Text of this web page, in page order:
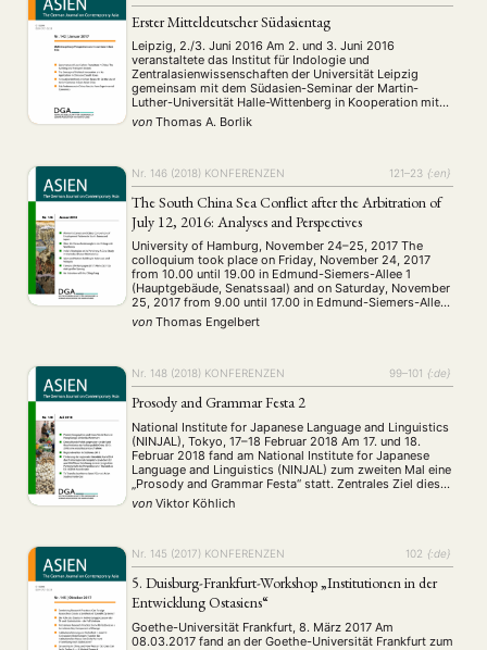
Erster Mitteldeutscher Südasientag
Leipzig, 2./3. Juni 2016 Am 2. und 3. Juni 2016
veranstaltete das Institut für Indologie und
Zentralasienwissenschaften der Universität Leipzig
gemeinsam mit dem Südasien-Seminar der Martin-
Luther-Universität Halle-Wittenberg in Kooperation mit
dem Arbeitskreis Neuzeitliches Südasien der Deutschen
Gesellschaft für Asienkunde e. V. (DGA) erstmals eine
von Thomas A. Borlik
Nr. 146 (2018) KONFERENZEN 121–23 {:en}
The South China Sea Conflict after the Arbitration of
July 12, 2016: Analyses and Perspectives
University of Hamburg, November 24–25, 2017 The
colloquium took place on Friday, November 24, 2017
from 10.00 until 19.00 in Edmund-Siemers-Allee 1
(Hauptgebäude, Senatssaal) and on Saturday, November
25, 2017 from 9.00 until 17.00 in Edmund-Siemers-Allee
1 (Ostflügel). There were 16 participants from five
European countries: Germany, Norway, France, Great
von Thomas Engelbert
Nr. 148 (2018) KONFERENZEN 99–101 {:de}
Prosody and Grammar Festa 2
National Institute for Japanese Language and Linguistics
(NINJAL), Tokyo, 17–18 Februar 2018 Am 17. und 18.
Februar 2018 fand am National Institute for Japanese
Language and Linguistics (NINJAL) zum zweiten Mal eine
„Prosody and Grammar Festa“ statt. Zentrales Ziel dieser
Konferenz war die Präsentation neuer Ergebnisse des
hausinternen Projektes „Japanische Prosodie und
von Viktor Köhlich
Nr. 145 (2017) KONFERENZEN 102 {:de}
5. Duisburg-Frankfurt-Workshop „Institutionen in der
Entwicklung Ostasiens“
Goethe-Universität Frankfurt, 8. März 2017 Am
08.03.2017 fand an der Goethe-Universität Frankfurt zum